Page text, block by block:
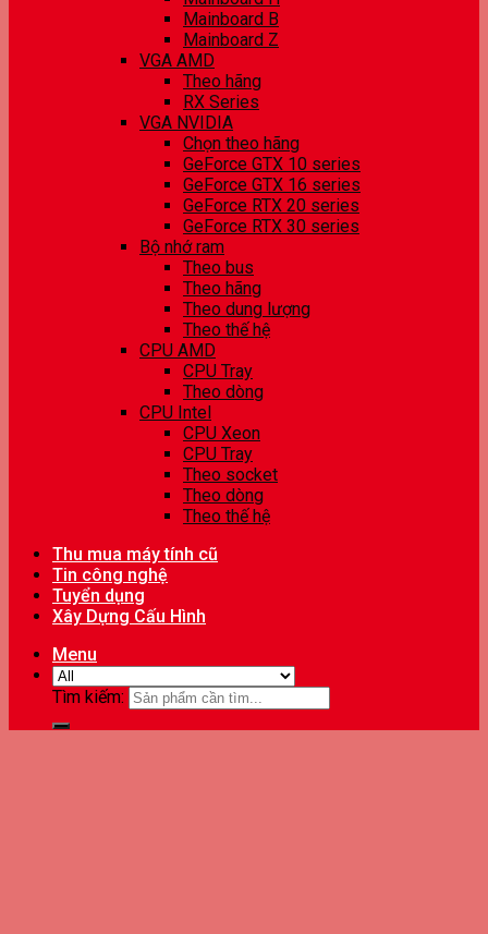
Mainboard B
Mainboard Z
VGA AMD
Theo hãng
RX Series
VGA NVIDIA
Chọn theo hãng
GeForce GTX 10 series
GeForce GTX 16 series
GeForce RTX 20 series
GeForce RTX 30 series
Bộ nhớ ram
Theo bus
Theo hãng
Theo dung lượng
Theo thế hệ
CPU AMD
CPU Tray
Theo dòng
CPU Intel
CPU Xeon
CPU Tray
Theo socket
Theo dòng
Theo thế hệ
Thu mua máy tính cũ
Tin công nghệ
Tuyển dụng
Xây Dựng Cấu Hình
Menu
Tìm kiếm: